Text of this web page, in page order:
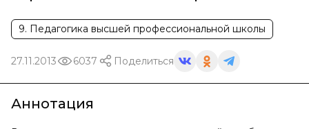
9. Педагогика высшей профессиональной школы
27.11.2013 6037 Поделиться
Аннотация